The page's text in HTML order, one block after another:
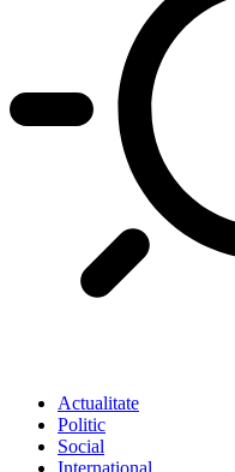
Actualitate
Politic
Social
International